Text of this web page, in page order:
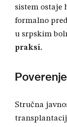
sistem ostaje
formalno
u srpskim
praksi.
Stručna